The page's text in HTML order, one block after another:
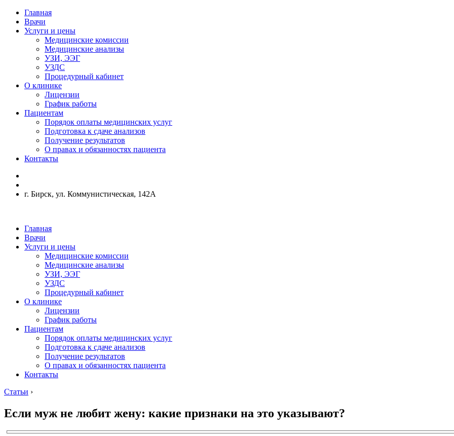
Главная
Врачи
Услуги и цены
Медицинские комиссии
Медицинские анализы
УЗИ, ЭЭГ
УЗДС
Процедурный кабинет
О клинике
Лицензии
График работы
Пациентам
Порядок оплаты медицинских услуг
Подготовка к сдаче анализов
Получение результатов
О правах и обязанностях пациента
Контакты
г. Бирск, ул. Коммунистическая, 142А
Главная
Врачи
Услуги и цены
Медицинские комиссии
Медицинские анализы
УЗИ, ЭЭГ
УЗДС
Процедурный кабинет
О клинике
Лицензии
График работы
Пациентам
Порядок оплаты медицинских услуг
Подготовка к сдаче анализов
Получение результатов
О правах и обязанностях пациента
Контакты
Статьи ›
Если муж не любит жену: какие признаки на это указывают?